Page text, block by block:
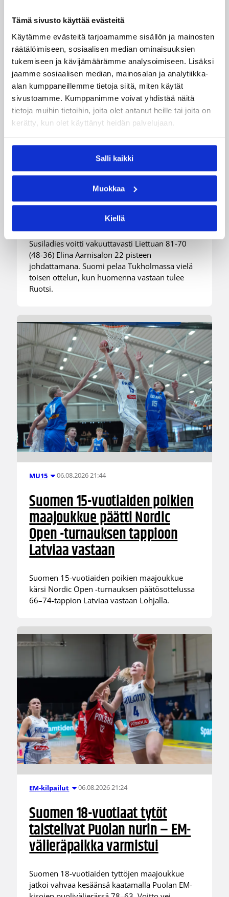
Tämä sivusto käyttää evästeitä
Käytämme evästeitä tarjoamamme sisällön ja mainosten
räätälöimiseen, sosiaalisen median ominaisuuksien
tukemiseen ja kävijämäärämme analysoimiseen. Lisäksi
jaamme sosiaalisen median, mainosalan ja analytiikka-
alan kumppaneillemme tietoja siitä, miten käytät
sivustoamme. Kumppanimme voivat yhdistää näitä
tietoja muihin tietoihin, joita olet antanut heille tai joita on
kerätty, kun olet käyttänyt heidän palvelujaan.
Salli kaikki
Muokkaa
Kiellä
Maaottelu 06.08.2026 21:44
Susiladiesin puolustus rautaa
Tukholmassa –
harvinaislaatuinen voitto
Susiladies nappasi harvinaislaatuisen voiton
Liettuasta Tukholmassa pelatussa maaottelussa.
Susiladies voitti vakuuttavasti Liettuan 81-70
(48-36) Elina Aarnisalon 22 pisteen
johdattamana. Suomi pelaa Tukholmassa vielä
toisen ottelun, kun huomenna vastaan tulee
Ruotsi.
MU15 06.08.2026 21:44
Suomen 15-vuotiaiden poikien
maajoukkue päätti Nordic
Open -turnauksen tappioon
Latviaa vastaan
Suomen 15-vuotiaiden poikien maajoukkue
kärsi Nordic Open -turnauksen päätösottelussa
66–74-tappion Latviaa vastaan Lohjalla.
EM-kilpailut 06.08.2026 21:24
Suomen 18-vuotiaat tytöt
taistelivat Puolan nurin – EM-
välieräpaikka varmistui
Suomen 18-vuotiaiden tyttöjen maajoukkue
jatkoi vahvaa kesäänsä kaatamalla Puolan EM-